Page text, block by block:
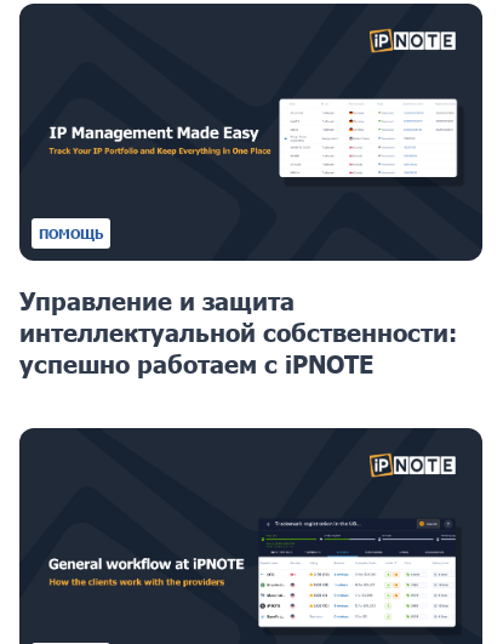
ПОМОЩЬ
Управление и защита
интеллектуальной собственности:
успешно работаем с iPNOTE